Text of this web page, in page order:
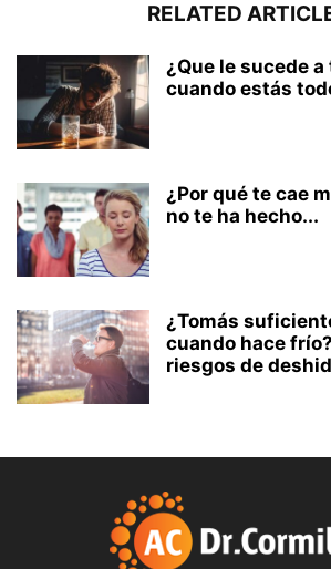
RELATED
¿Que le sucede
cuando estás
¿Por qué te cae
no te ha hecho...
¿Tomás
cuando hace
riesgos de